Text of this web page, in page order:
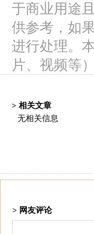
于商业用途
供参考，如
进行处理。
片、视频等
> 相关文章
无相关信息
> 网友评论